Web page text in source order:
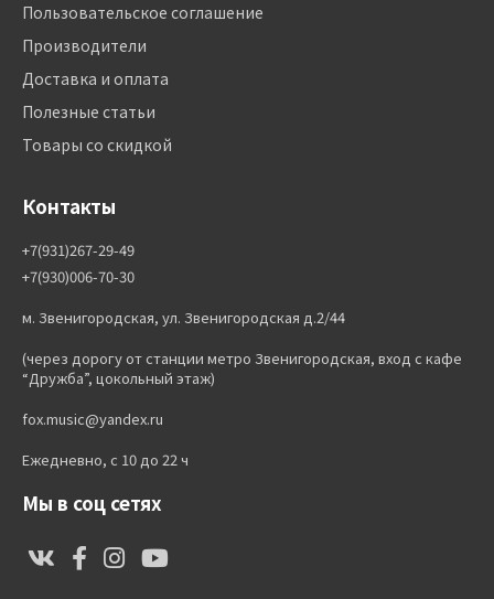
Пользовательское соглашение
Производители
Доставка и оплата
Полезные статьи
Товары со скидкой
Контакты
+7(931)267-29-49
+7(930)006-70-30
м. Звенигородская, ул. Звенигородская д.2/44
(через дорогу от станции метро Звенигородская, вход с кафе
“Дружба”, цокольный этаж)
fox.music@yandex.ru
Ежедневно, с 10 до 22 ч
Мы в соц сетях